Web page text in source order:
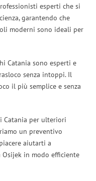
esperti che si
garantendo che
moderni sono ideali per
Catania sono esperti e
senza intoppi. Il
il più semplice e senza
Catania per ulteriori
un preventivo
aiutarti a
in modo efficiente